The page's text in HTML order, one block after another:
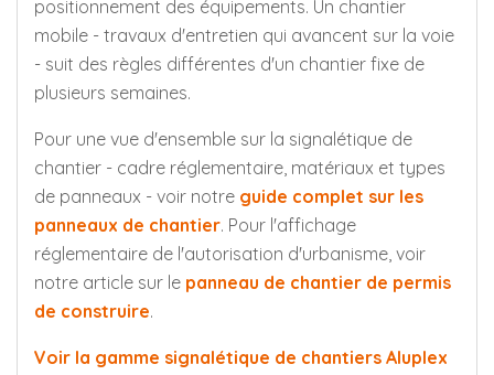
positionnement des équipements. Un chantier
mobile - travaux d'entretien qui avancent sur la voie
- suit des règles différentes d'un chantier fixe de
plusieurs semaines.
Pour une vue d'ensemble sur la signalétique de
chantier - cadre réglementaire, matériaux et types
de panneaux - voir notre guide complet sur les
panneaux de chantier. Pour l'affichage
réglementaire de l'autorisation d'urbanisme, voir
notre article sur le panneau de chantier de permis
de construire.
Voir la gamme signalétique de chantiers Aluplex